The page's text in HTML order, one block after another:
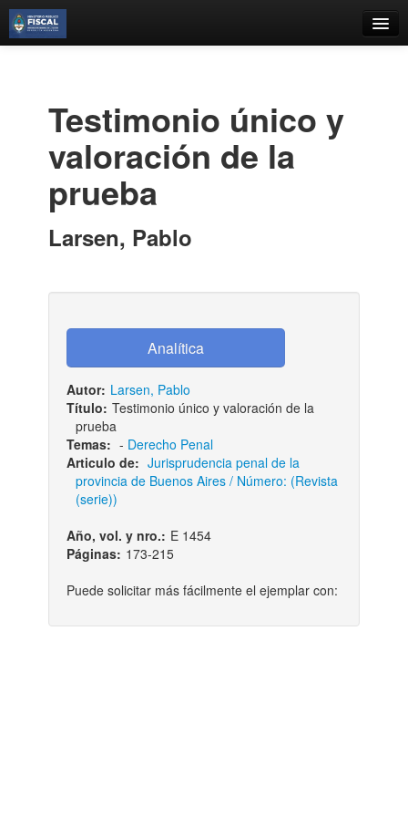
Estantes Virtuales
Contacto
Testimonio único y
valoración de la
prueba
Larsen, Pablo
Autor: Larsen, Pablo
Título: Testimonio único y valoración de la
prueba
Temas: - Derecho Penal
Articulo de: Jurisprudencia penal de la
provincia de Buenos Aires / Número: (Revista
(serie))
Año, vol. y nro.: E 1454
Páginas: 173-215
Puede solicitar más fácilmente el ejemplar con: